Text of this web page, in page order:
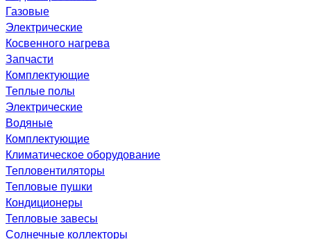
Газовые
Электрические
Косвенного нагрева
Запчасти
Комплектующие
Теплые полы
Электрические
Водяные
Комплектующие
Климатическое оборудование
Тепловентиляторы
Тепловые пушки
Кондиционеры
Тепловые завесы
Солнечные коллекторы